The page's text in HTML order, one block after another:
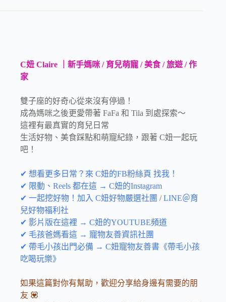
C妞 Claire ｜新手媽咪 / 育兒萌寵 / 美食 / 旅遊 / 作
家
雙子座的好奇心從來沒有停過！
成為媽咪之後更愛帶著 FaFa 和 Tila 到處探索～
這裡有最真實的育兒日常
生活好物、美食踩點和萌寵紀錄，跟著 C妞一起玩
吧！
✔ 想看更多日常？來 C妞的FB粉絲頁 找我！
✔ 限動、Reels 都在這 → C妞的Instagram
✔ 一起挖好物！加入 C妞好物嚴選社團 /LINE＠育
兒好物福利社
✔ 影片版在這裡 → C妞的YOUTUBE頻道
✔ 毛孩爸媽看這 → 寵物友善資訊社團
✔ 帶毛小孩出門必備 → C妞寵物友善書《帶毛小孩
吃喝玩樂》
如果這篇對你有幫助，歡迎分享給身邊有需要的朋
友 💟